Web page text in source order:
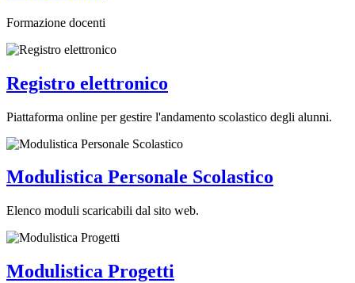
Formazione docenti
Registro elettronico
Piattaforma online per gestire l'andamento scolastico degli alunni.
Modulistica Personale Scolastico
Elenco moduli scaricabili dal sito web.
Modulistica Progetti